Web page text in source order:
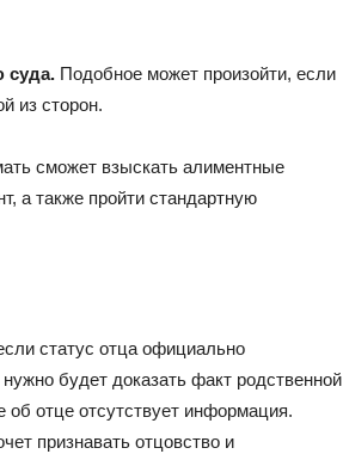
суда. Подобное может произойти, если
из сторон.
сможет взыскать алиментные
а также пройти стандартную
статус отца официально
будет доказать факт родственной
об отце отсутствует информация.
признавать отцовство и